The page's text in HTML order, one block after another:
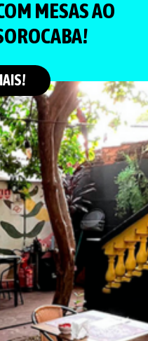
MESAS AO